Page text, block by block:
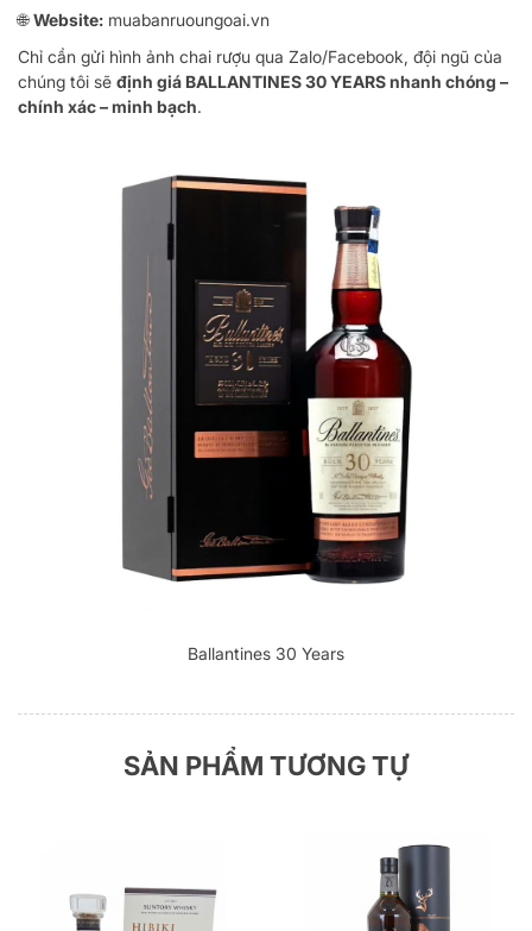
🌐Website: muabanruoungoai.vn
Chỉ cần gửi hình ảnh chai rượu qua Zalo/Facebook, đội ngũ của
chúng tôi sẽ định giá BALLANTINES 30 YEARS nhanh chóng –
chính xác – minh bạch.
Ballantines 30 Years
SẢN PHẨM TƯƠNG TỰ